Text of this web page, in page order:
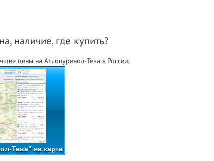
наличие, где купить?
цены на Аллопуринол-Тева в России.
Тева" на карте